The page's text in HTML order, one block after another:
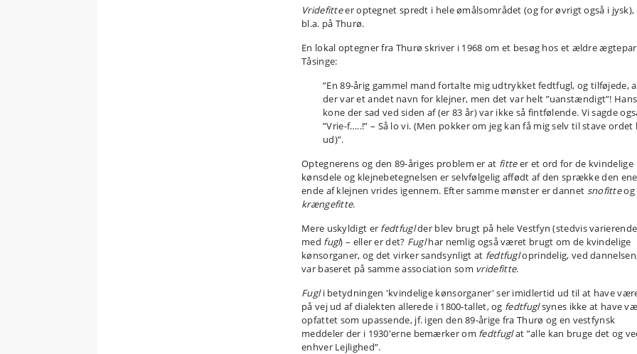
Vridefitteer optegnet spredt i hele ømålsområdet (og for øvrigt også i jysk),
bl.a. på Thurø.
En lokal optegner fra Thurø skriver i 1968 om et besøg hos et ældre
Tåsinge:
”En 89-årig gammel mand fortalte mig udtrykket fedtfugl, og tilføjede,
der var et andet navn for klejner, men det var helt ”uanstændigt”! Hans
kone der sad ved siden af (er 83 år) var ikke så fintfølende. Vi sagde
”Vrie-f…..!” – Så lo vi. (Men pokker om jeg kan få mig selv til stave ordet
ud)”.
Optegnerens og den 89-åriges problem er at fitteer et ord for de kvindelige
kønsdele og klejnebetegnelsen er selvfølgelig affødt af den sprække den ene
ende af klejnen vrides igennem. Efter samme mønster er dannet snofitteog
krængefitte.
Mere uskyldigt er fedtfuglder blev brugt på hele Vestfyn (stedvis varierende
med fugl) – eller er det? Fuglhar nemlig også været brugt om de kvindelige
kønsorganer, og det virker sandsynligt at fedtfugloprindelig, ved
var baseret på samme association som vridefitte.
Fugli betydningen 'kvindelige kønsorganer' ser imidlertid ud til at have
på vej ud af dialekten allerede i 1800-tallet, og fedtfuglsynes ikke at have
opfattet som upassende, jf. igen den 89-årige fra Thurø og en vestfynsk
meddeler der i 1930'erne bemærker om fedtfuglat ”alle kan bruge det og
enhver Lejlighed”.